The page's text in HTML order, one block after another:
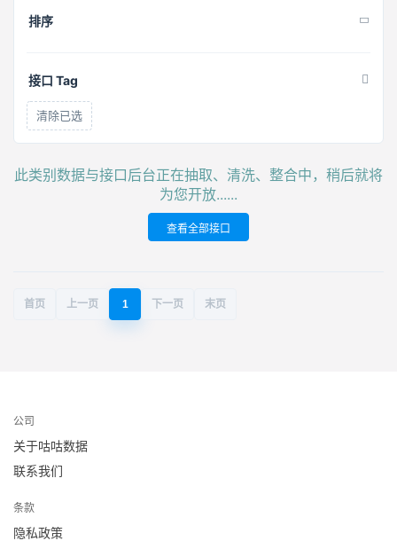
排序
接口 Tag
清除已选
此类别数据与接口后台正在抽取、清洗、整合中，稍后就将
为您开放......
查看全部接口
首页 上一页 1 下一页 末页
公司
关于咕咕数据
联系我们
条款
隐私政策